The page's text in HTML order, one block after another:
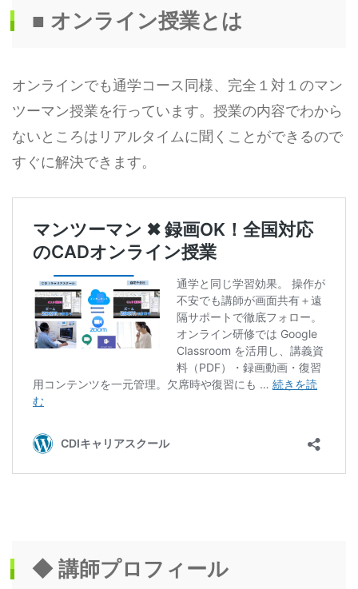
■ オンライン授業とは
オンラインでも通学コース同様、完全１対１のマン
ツーマン授業を行っています。授業の内容でわから
ないところはリアルタイムに聞くことができるので
すぐに解決できます。
◆ 講師プロフィール